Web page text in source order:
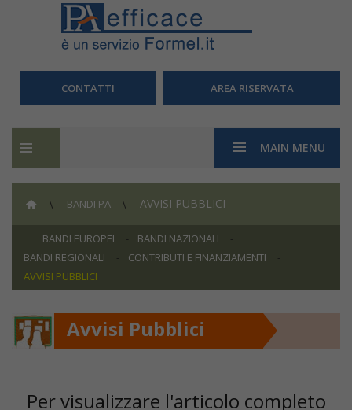
CONTATTI AREA RISERVATA
MAIN MENU
BANDI PA AVVISI PUBBLICI
BANDI EUROPEI
BANDI NAZIONALI
BANDI REGIONALI
CONTRIBUTI E FINANZIAMENTI
AVVISI PUBBLICI
Avvisi Pubblici
Per visualizzare l'articolo completo